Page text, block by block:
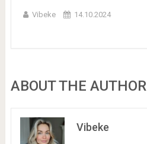
Vibeke 14.10.2024
ABOUT THE AUTHOR
Vibeke